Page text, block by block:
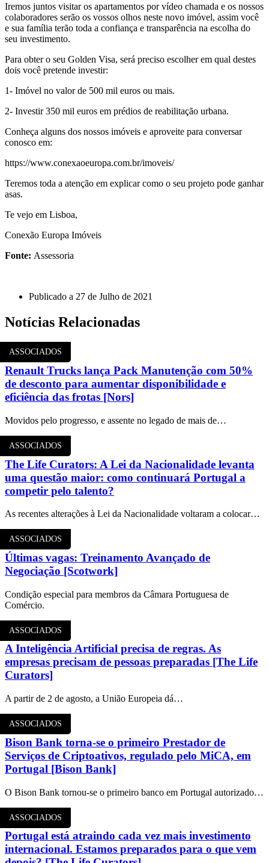
Iremos juntos visitar os apartamentos por vídeo chamada e os nossos
colaboradores serão os vossos olhos neste novo imóvel, assim você
e sua família terão toda a confiança e transparência na escolha do
seu investimento.
Para obter o seu Golden Visa, será preciso escolher em qual destes
dois você pretende investir:
1- Imóvel no valor de 500 mil euros ou mais.
2- Investir 350 mil euros em prédios de reabilitação urbana.
Conheça alguns dos nossos imóveis e aproveite para conversar
conosco em:
https://www.conexaoeuropa.com.br/imoveis/
Teremos toda a atenção em explicar como o seu projeto pode ganhar
asas.
Te vejo em Lisboa,
Conexão Europa Imóveis
Fonte: Assessoria
Publicado a 27 de Julho de 2021
Notícias Relacionadas
ASSOCIADOS
Renault Trucks lança Pack Manutenção com 50%
de desconto para aumentar disponibilidade e
eficiência das frotas [Nors]
Movidos pelo progresso, e assente no legado de mais de…
ASSOCIADOS
The Life Curators: A Lei da Nacionalidade levanta
uma questão maior: como continuará Portugal a
competir pelo talento?
As recentes alterações à Lei da Nacionalidade voltaram a colocar…
ASSOCIADOS
Últimas vagas: Treinamento Avançado de
Negociação [Scotwork]
Condição especial para membros da Câmara Portuguesa de
Comércio.
ASSOCIADOS
A Inteligência Artificial precisa de regras. As
empresas precisam de pessoas preparadas [The Life
Curators]
A partir de 2 de agosto, a União Europeia dá…
ASSOCIADOS
Bison Bank torna-se o primeiro Prestador de
Serviços de Criptoativos, regulado pelo MiCA, em
Portugal [Bison Bank]
O Bison Bank tornou-se o primeiro banco em Portugal autorizado…
ASSOCIADOS
Portugal está atraindo cada vez mais investimento
internacional. Estamos preparados para o que vem